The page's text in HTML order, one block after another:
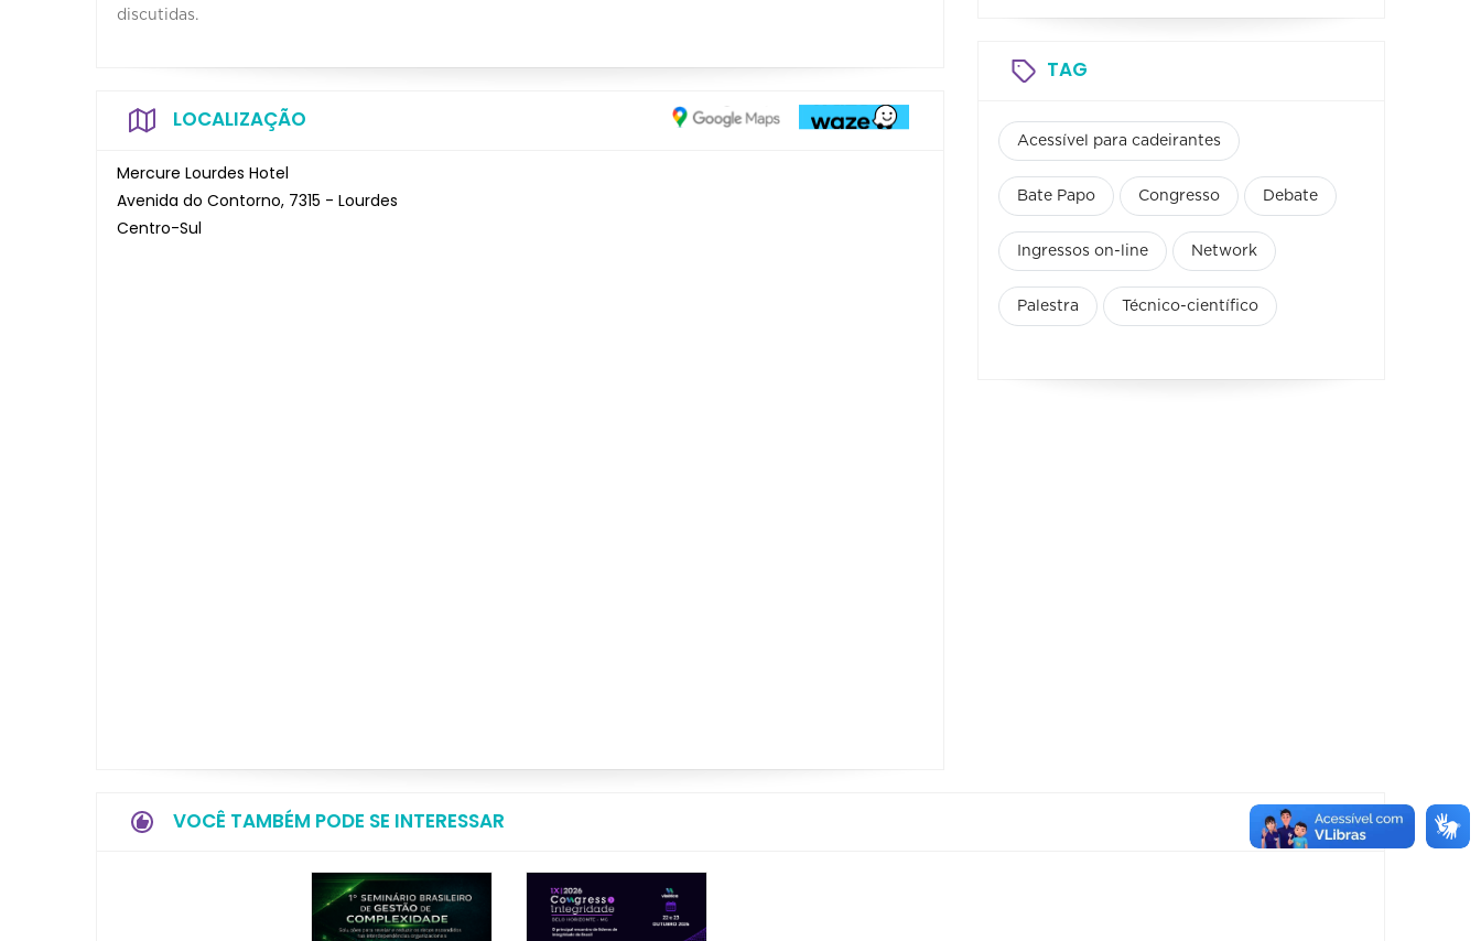
discutidas.
LOCALIZAÇÃO
Mercure Lourdes Hotel
Avenida do Contorno, 7315 - Lourdes
Centro-Sul
TAG
Acessível para cadeirantes
Bate Papo Congresso Debate
Ingressos on-line Network
Palestra Técnico-científico
VOCÊ TAMBÉM PODE SE INTERESSAR